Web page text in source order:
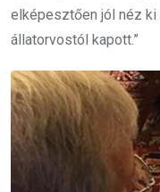
elképesztően jól néz ki
állatorvostól kapott.”